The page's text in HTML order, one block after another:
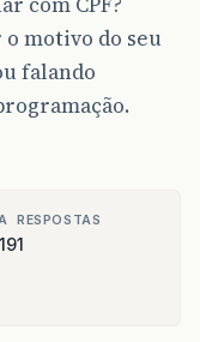
motivo do seu
falando
RESPOSTAS
1